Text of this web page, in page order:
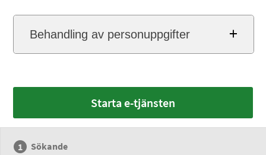
Behandling av personuppgifter
Starta e-tjänsten
Sökande